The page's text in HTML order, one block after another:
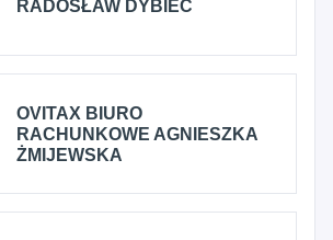
RADOSŁAW DYBIEC
OVITAX BIURO
RACHUNKOWE AGNIESZKA
ŻMIJEWSKA